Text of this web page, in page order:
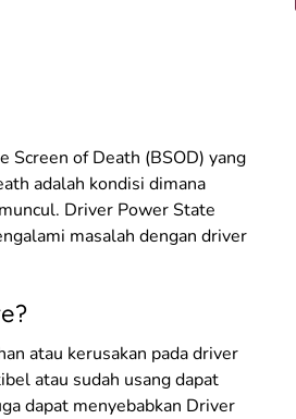
Screen of Death (BSOD) yang
adalah kondisi dimana
Driver Power State
masalah dengan driver
atau kerusakan pada driver
atau sudah usang dapat
dapat menyebabkan Driver